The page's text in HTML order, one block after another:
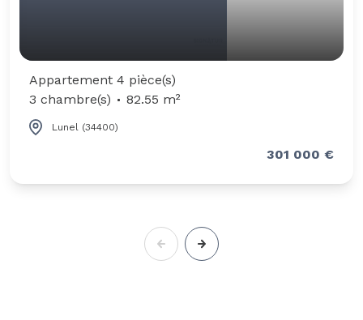
Appartement 4 pièce(s)
3 chambre(s)
82.55 m²
Lunel (34400)
301 000 €